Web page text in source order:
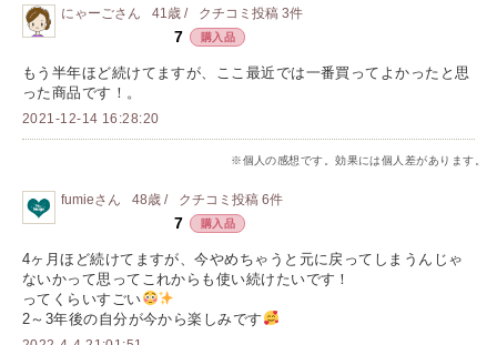
にゃーごさん 41歳 / クチコミ投稿 3件
7 購入品
もう半年ほど続けてますが、ここ最近では一番買ってよかったと思
った商品です！。
2021-12-14 16:28:20
※個人の感想です。効果には個人差があります。
fumieさん 48歳 / クチコミ投稿 6件
7 購入品
4ヶ月ほど続けてますが、今やめちゃうと元に戻ってしまうんじゃ
ないかって思ってこれからも使い続けたいです！
ってくらいすごい
2～3年後の自分が今から楽しみです